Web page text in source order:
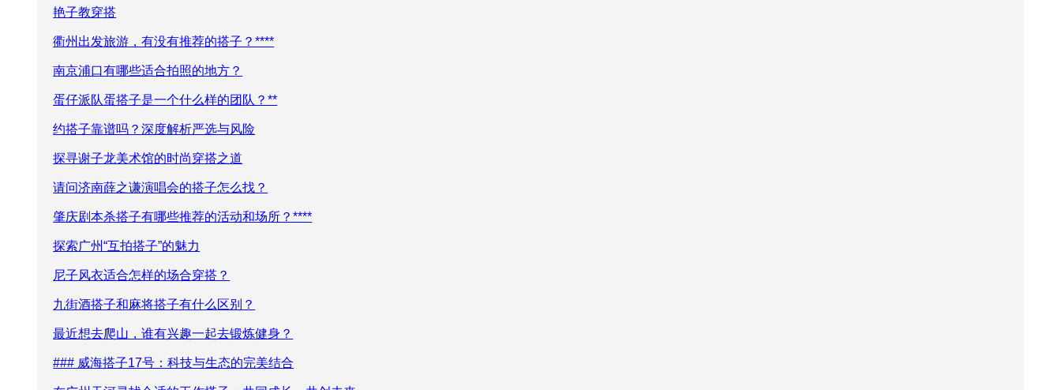
艳子教穿搭
衢州出发旅游，有没有推荐的搭子？****
南京浦口有哪些适合拍照的地方？
蛋仔派队蛋搭子是一个什么样的团队？**
约搭子靠谱吗？深度解析严选与风险
探寻谢子龙美术馆的时尚穿搭之道
请问济南薛之谦演唱会的搭子怎么找？
肇庆剧本杀搭子有哪些推荐的活动和场所？****
探索广州“互拍搭子”的魅力
尼子风衣适合怎样的场合穿搭？
九街酒搭子和麻将搭子有什么区别？
最近想去爬山，谁有兴趣一起去锻炼健身？
### 威海搭子17号：科技与生态的完美结合